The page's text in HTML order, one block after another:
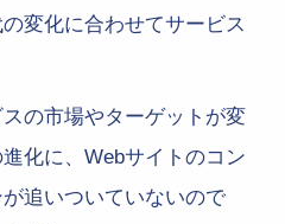
変化に合わせてサービス
の市場やターゲットが変
化に、Webサイトのコン
追いついていないので